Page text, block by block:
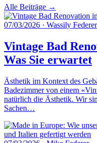
Alle Beiträge →
07/03/2026 · Wassily Federer
Vintage Bad
Was Sie erwartet
Ästhetik im Kontext des
Badezimmer von einem
natürlich die Ästhetik. Wir
Sachen…